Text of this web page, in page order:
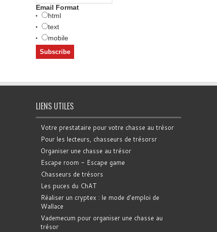
Email Format
html
text
mobile
LIENS UTILES
Votre prestataire pour votre chasse au trésor
Pour les lecteurs, chasseurs de trésorsr
Organiser une chasse au trésor
Escape room - Escape game
Chasseurs de trésors
Les puces du ChAT
Réaliser un cryptex : le mode d'emploi de
Wallace
Vademecum pour organiser une chasse au
trésor